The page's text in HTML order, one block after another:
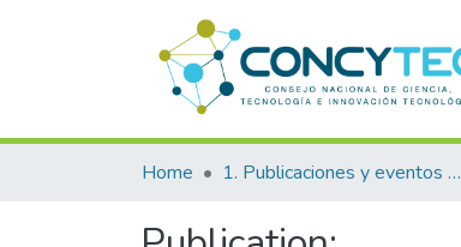
Home 1. Publicaciones y eventos institucionales